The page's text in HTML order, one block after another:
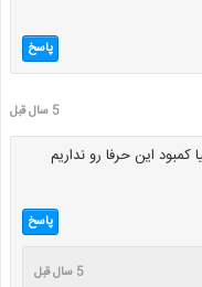
پاسخ
5 سال قبل
این حرفا رو نداریم
پاسخ
5 سال قبل